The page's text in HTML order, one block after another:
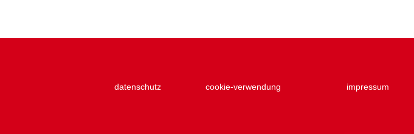
datenschutz cookie-verwendung impressum